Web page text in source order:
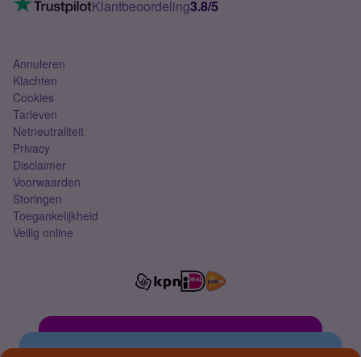
Mobiel abonnement
Klantbeoordeling3.8/5
Annuleren
Klachten
Cookies
Tarieven
Netneutraliteit
Privacy
Disclaimer
Voorwaarden
Storingen
Toegankelijkheid
Veilig online